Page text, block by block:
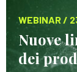
WEBINAR /
Nuove
dei